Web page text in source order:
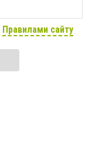
Правилами сайту